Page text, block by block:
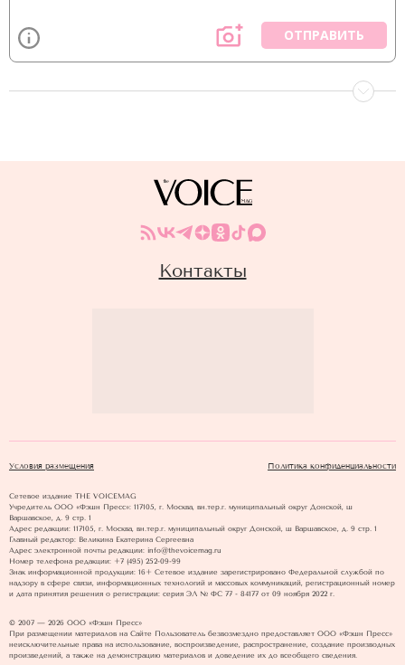
ОТПРАВИТЬ
Контакты
Условия размещения Политика конфиденциальности
Сетевое издание THE VOICEMAG
Учредитель ООО «Фэшн Пресс»: 117105, г. Москва, вн.тер.г. муниципальный округ Донской, ш
Варшавское, д. 9 стр. 1
Адрес редакции: 117105, г. Москва, вн.тер.г. муниципальный округ Донской, ш Варшавское, д. 9 стр. 1
Главный редактор: Великина Екатерина Сергеевна
Адрес электронной почты редакции: info@thevoicemag.ru
Номер телефона редакции: +7 (495) 252-09-99
Знак информационной продукции: 16+ Cетевое издание зарегистрировано Федеральной службой по
надзору в сфере связи, информационных технологий и массовых коммуникаций, регистрационный номер
и дата принятия решения о регистрации: серия ЭЛ № ФС 77 - 84177 от 09 ноября 2022 г.
© 2007 — 2026 ООО «Фэшн Пресс»
При размещении материалов на Сайте Пользователь безвозмездно предоставляет ООО «Фэшн Пресс»
неисключительные права на использование, воспроизведение, распространение, создание производных
произведений, а также на демонстрацию материалов и доведение их до всеобщего сведения.